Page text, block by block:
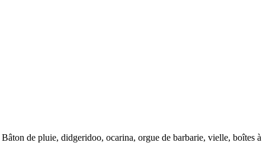
de pluie, didgeridoo, ocarina, orgue de barbarie, vielle, boîtes à